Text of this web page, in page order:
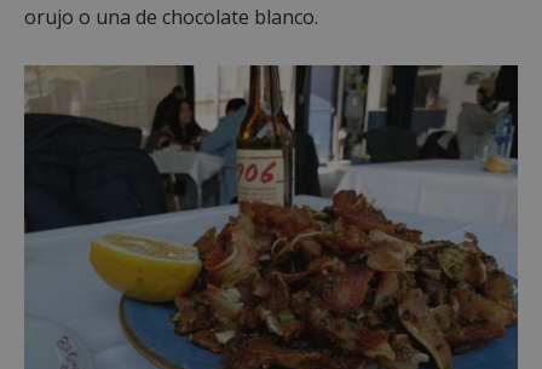
orujo o una de chocolate blanco.
Cookies de funcionalidad
Las cookies estrictamente necesarias permiten la
funcionalidad principal del sitio web, como el
inicio de sesión de usuario y la gestión de cuentas.
El sitio web no se puede utilizar correctamente sin
las cookies estrictamente necesarias.
Nombre
Proveedor
Dominio
PHPSESSID
PHP.net
alcorconhoy.com
Sesión